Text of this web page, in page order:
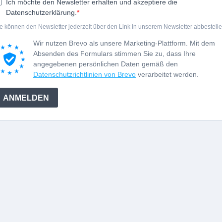
Ich möchte den Newsletter erhalten und akzeptiere die
Datenschutzerklärung.
können den Newsletter jederzeit über den Link in unserem Newsletter
Wir nutzen Brevo als unsere Marketing-Plattform. Mit dem
Absenden des Formulars stimmen Sie zu, dass Ihre
angegebenen persönlichen Daten gemäß den
Datenschutzrichtlinien von Brevo verarbeitet werden.
ANMELDEN